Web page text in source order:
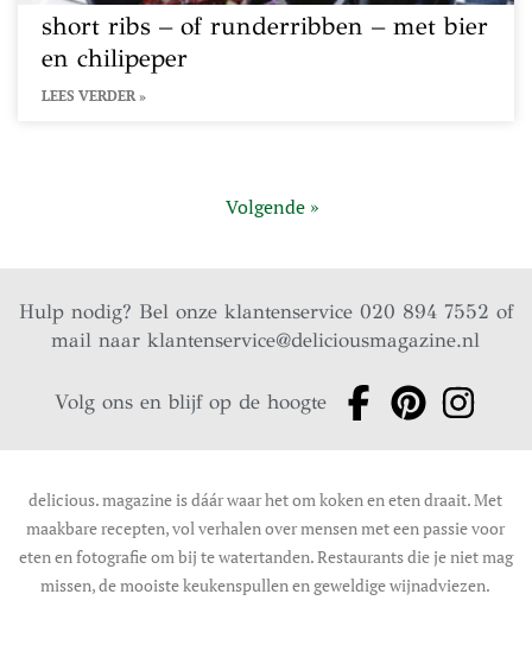
short ribs – of runderribben – met bier
en chilipeper
LEES VERDER »
Volgende »
Hulp nodig? Bel onze klantenservice 020 894 7552 of
mail naarklantenservice@deliciousmagazine.nl
Volg ons en blijf op de hoogte
delicious. magazine is dáár waar het om koken en eten draait. Met
maakbare recepten, vol verhalen over mensen met een passie voor
eten en fotografie om bij te watertanden. Restaurants die je niet mag
missen, de mooiste keukenspullen en geweldige wijnadviezen.